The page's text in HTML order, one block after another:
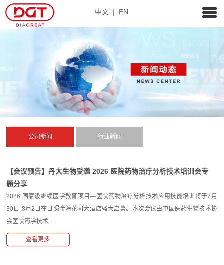
中文 | EN
公司新闻 行业新闻
【会议预告】丹大生物受邀 2026 医院药物治疗分析技术培训会专
题分享
2026 国家级继续医学教育项目—医院药物治疗分析技术应用技能培训将于7月
30日-8月2日在日照金海花园大酒店盛大启幕。本次会议由中国医药生物技术协
会医院药学技术...
查看更多